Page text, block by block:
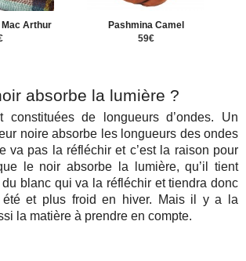
Mac Arthur
Pashmina Camel
59€
absorbe la lumière ?
constituées de longueurs d’ondes. Un
noire absorbe les longueurs des ondes
va pas la réfléchir et c’est la raison pour
le noir absorbe la lumière, qu’il tient
du blanc qui va la réfléchir et tiendra donc
été et plus froid en hiver. Mais il y a la
la matière à prendre en compte.